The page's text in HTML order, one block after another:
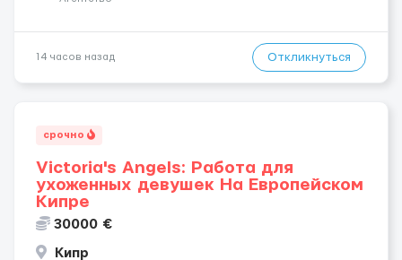
14 часов назад Откликнуться
срочно
Victoria's Angels: Работа для
ухоженных девушек На Европейском
Кипре
30000 €
Кипр